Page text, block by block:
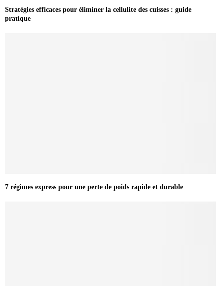
Stratégies efficaces pour éliminer la cellulite des cuisses : guide
pratique
7 régimes express pour une perte de poids rapide et durable